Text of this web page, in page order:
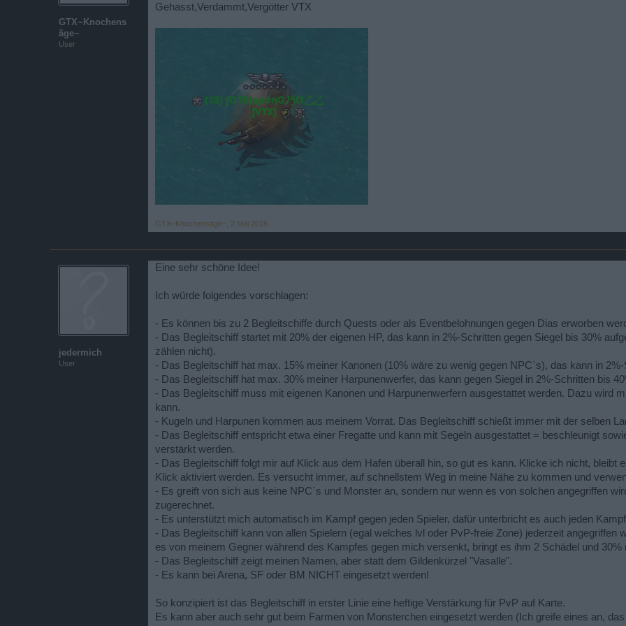
GTX~Knochens
äge~
User
Gehasst,Verdammt,Vergötter VTX
GTX~Knochensäge~ 2 Mai 2015
jedermich
User
Eine sehr schöne Idee!
Ich würde folgendes vorschlagen:
- Es können bis zu 2 Begleitschiffe durch Quests oder als Eventbelohnungen gegen Dias erworben
- Das Begleitschiff startet mit 20% der eigenen HP, das kann in 2%-Schritten gegen Siegel bis 30%
zählen nicht).
- Das Begleitschiff hat max. 15% meiner Kanonen (10% wäre zu wenig gegen NPC`s), das kann in
- Das Begleitschiff hat max. 30% meiner Harpunenwerfer, das kann gegen Siegel in 2%-Schritten bis
- Das Begleitschiff muss mit eigenen Kanonen und Harpunenwerfern ausgestattet werden. Dazu wird
kann.
- Kugeln und Harpunen kommen aus meinem Vorrat. Das Begleitschiff schießt immer mit der selben
- Das Begleitschiff entspricht etwa einer Fregatte und kann mit Segeln ausgestattet = beschleunigt
verstärkt werden.
- Das Begleitschiff folgt mir auf Klick aus dem Hafen überall hin, so gut es kann. Klicke ich nicht, bleibt
Klick aktiviert werden. Es versucht immer, auf schnellstem Weg in meine Nähe zu kommen und
- Es greift von sich aus keine NPC`s und Monster an, sondern nur wenn es von solchen angegriffen
zugerechnet.
- Es unterstützt mich automatisch im Kampf gegen jeden Spieler, dafür unterbricht es auch jeden
- Das Begleitschiff kann von allen Spielern (egal welches lvl oder PvP-freie Zone) jederzeit angegriffen
es von meinem Gegner während des Kampfes gegen mich versenkt, bringt es ihm 2 Schädel und 30%
- Das Begleitschiff zeigt meinen Namen, aber statt dem Gildenkürzel "Vasalle".
- Es kann bei Arena, SF oder BM NICHT eingesetzt werden!
So konzipiert ist das Begleitschiff in erster Linie eine heftige Verstärkung für PvP auf Karte.
Es kann aber auch sehr gut beim Farmen von Monsterchen eingesetzt werden (Ich greife eines an,